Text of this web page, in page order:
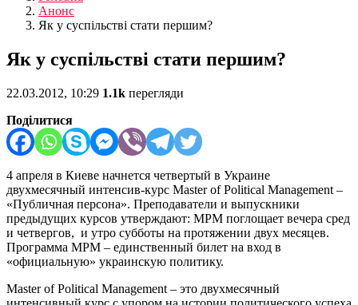
Анонс
Як у суспільстві стати першим?
Як у суспільстві стати першим?
22.03.2012, 10:29 1.1k перегляди
Поділитися
4 апреля в Киеве начнется четвертый в Украине
двухмесячный интенсив-курс Master of Political Management –
«Публичная персона». Преподаватели и выпускники
предыдущих курсов утверждают: МРМ поглощает вечера сред
и четвергов, и утро субботы на протяжении двух месяцев.
Программа МРМ – единственный билет на вход в
«официальную» украинскую политику.
Master of Political Management – это двухмесячный